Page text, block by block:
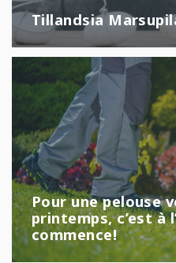
Tillandsia
Pour une pelouse
printemps, c’est à
commence!